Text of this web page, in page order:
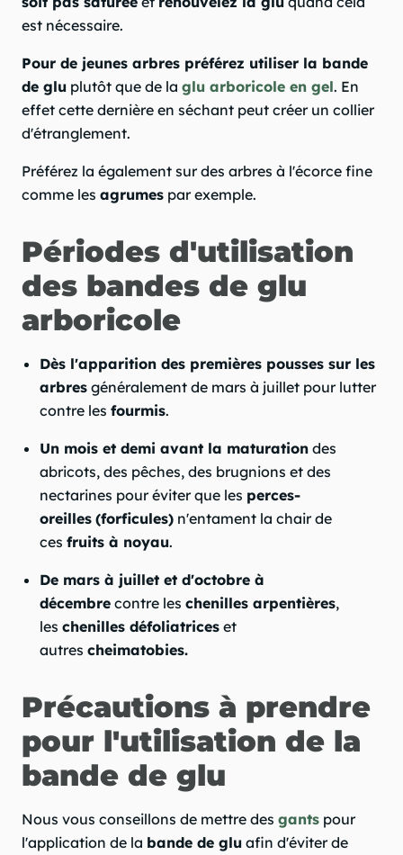
est nécessaire.
Pour de jeunes arbres préférez utiliser la bande
de glu plutôt que de la glu arboricole en gel. En
effet cette dernière en séchant peut créer un collier
d'étranglement.
Préférez la également sur des arbres à l'écorce fine
comme les agrumes par exemple.
Périodes d'utilisation
des bandes de glu
arboricole
Dès l'apparition des premières pousses sur les
arbres généralement de mars à juillet pour lutter
contre les fourmis.
Un mois et demi avant la maturation des
abricots, des pêches, des brugnions et des
nectarines pour éviter que les perces-
oreilles (forficules) n'entament la chair de
ces fruits à noyau.
De mars à juillet et d'octobre à
décembre contre les chenilles arpentières,
les chenilles défoliatrices et
autres cheimatobies.
Précautions à prendre
pour l'utilisation de la
bande de glu
Nous vous conseillons de mettre des gants pour
l'application de la bande de glu afin d'éviter de